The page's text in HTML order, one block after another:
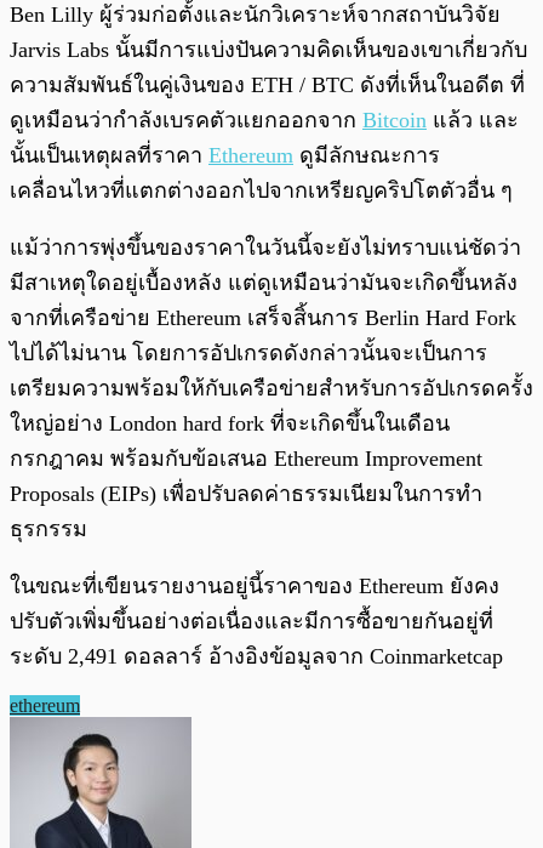
Ben Lilly ผู้ร่วมก่อตั้งและนักวิเคราะห์จากสถาบันวิจัย
Jarvis Labs นั้นมีการแบ่งปันความคิดเห็นของเขาเกี่ยวกับ
ความสัมพันธ์ในคู่เงินของ ETH / BTC ดังที่เห็นในอดีต ที่
ดูเหมือนว่ากำลังเบรคตัวแยกออกจาก Bitcoin แล้ว และ
นั้นเป็นเหตุผลที่ราคา Ethereum ดูมีลักษณะการ
เคลื่อนไหวที่แตกต่างออกไปจากเหรียญคริปโตตัวอื่น ๆ
แม้ว่าการพุ่งขึ้นของราคาในวันนี้จะยังไม่ทราบแน่ชัดว่า
มีสาเหตุใดอยู่เบื้องหลัง แต่ดูเหมือนว่ามันจะเกิดขึ้นหลัง
จากที่เครือข่าย Ethereum เสร็จสิ้นการ Berlin Hard Fork
ไปได้ไม่นาน โดยการอัปเกรดดังกล่าวนั้นจะเป็นการ
เตรียมความพร้อมให้กับเครือข่ายสำหรับการอัปเกรดครั้ง
ใหญ่อย่าง London hard fork ที่จะเกิดขึ้นในเดือน
กรกฎาคม พร้อมกับข้อเสนอ Ethereum Improvement
Proposals (EIPs) เพื่อปรับลดค่าธรรมเนียมในการทำ
ธุรกรรม
ในขณะที่เขียนรายงานอยู่นี้ราคาของ Ethereum ยังคง
ปรับตัวเพิ่มขึ้นอย่างต่อเนื่องและมีการซื้อขายกันอยู่ที่
ระดับ 2,491 ดอลลาร์ อ้างอิงข้อมูลจาก Coinmarketcap
ethereum